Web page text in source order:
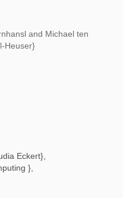
and Michael ten
Heuser}
Eckert},
},